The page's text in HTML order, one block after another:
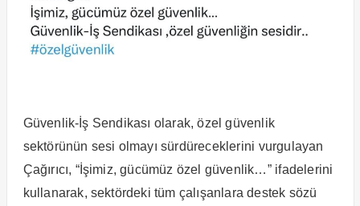
Güvenlik-İş Sendikası olarak, özel güvenlik
sektörünün sesi olmayı sürdüreceklerini vurgulayan
Çağırıcı, “İşimiz, gücümüz özel güvenlik…” ifadelerini
kullanarak, sektördeki tüm çalışanlara destek sözü